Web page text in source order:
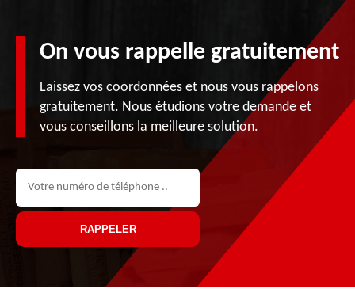
On vous rappelle gratuitement
Laissez vos coordonnées et nous vous rappelons
gratuitement. Nous étudions votre demande et
vous conseillons la meilleure solution.